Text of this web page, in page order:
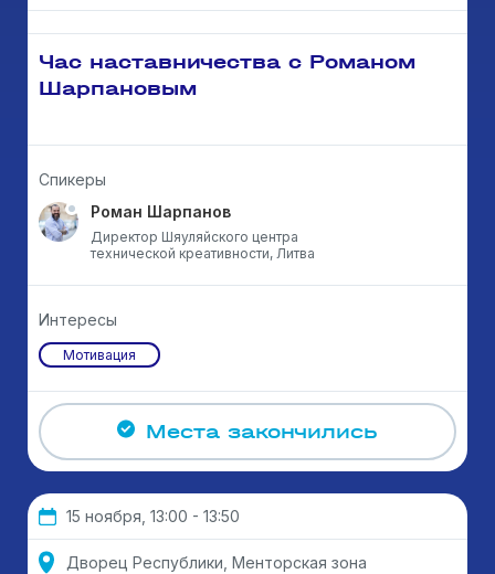
Час наставничества с Романом
Шарпановым
Спикеры
Роман Шарпанов
Директор Шяуляйского центра
технической креативности, Литва
Интересы
Мотивация
Места закончились
15 ноября, 13:00 - 13:50
Дворец Республики, Менторская зона